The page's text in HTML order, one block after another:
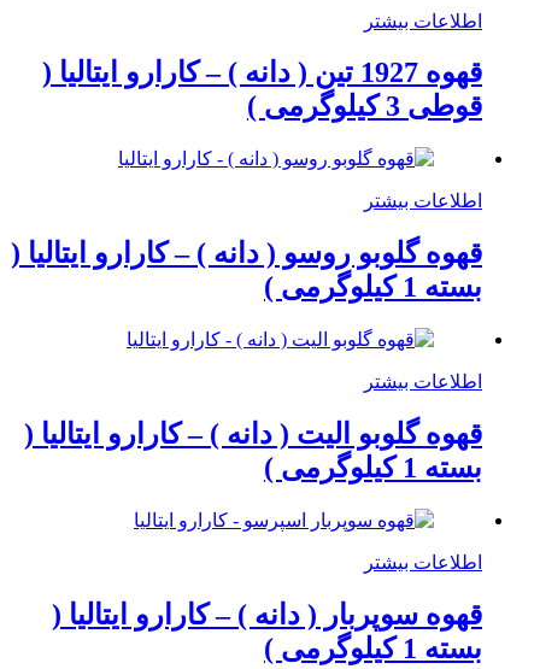
اطلاعات بیشتر
قهوه 1927 تین ( دانه ) – کارارو ایتالیا (
قوطی 3 کیلوگرمی )
اطلاعات بیشتر
قهوه گلوبو روسو ( دانه ) – کارارو ایتالیا (
بسته 1 کیلوگرمی )
اطلاعات بیشتر
قهوه گلوبو الیت ( دانه ) – کارارو ایتالیا (
بسته 1 کیلوگرمی )
اطلاعات بیشتر
قهوه سوپربار ( دانه ) – کارارو ایتالیا (
بسته 1 کیلوگرمی )